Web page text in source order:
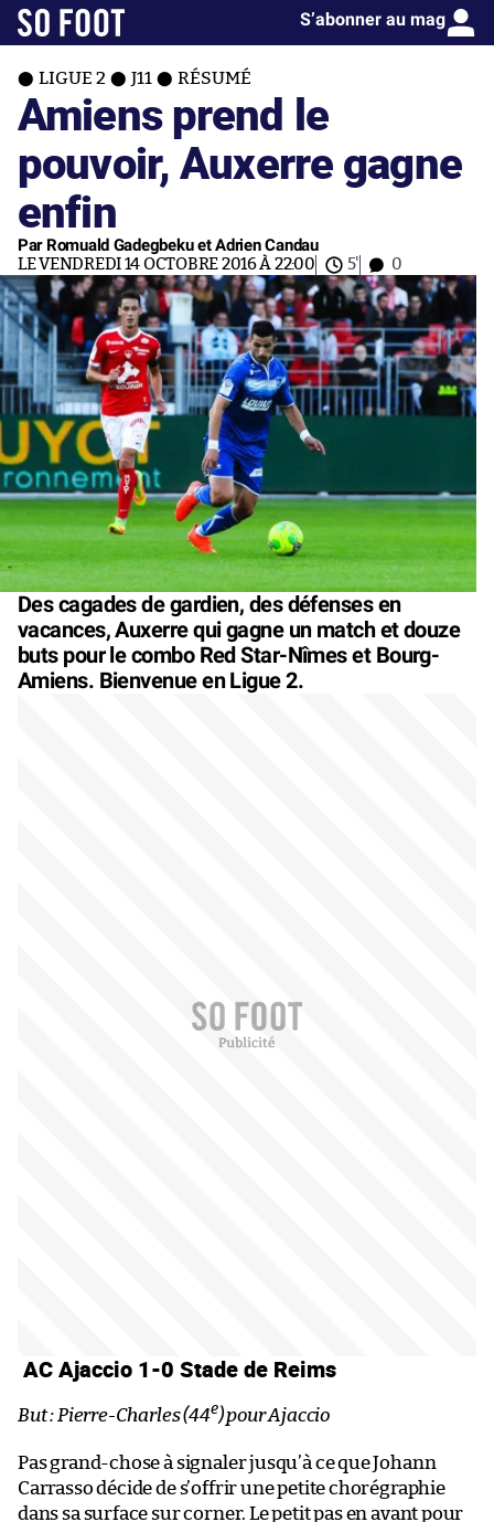
S’abonner au mag
LIGUE 2 J11 RÉSUMÉ
Amiens prend le
pouvoir, Auxerre gagne
enfin
Par Romuald Gadegbeku et Adrien Candau
LE VENDREDI 14 OCTOBRE 2016 À 22:00 5' 0
Des cagades de gardien, des défenses en
vacances, Auxerre qui gagne un match et douze
buts pour le combo Red Star-Nîmes et Bourg-
Amiens. Bienvenue en Ligue 2.
AC Ajaccio 1-0 Stade de Reims
But : Pierre-Charles (44e) pour Ajaccio
Pas grand-chose à signaler jusqu’à ce que Johann
Carrasso décide de s’offrir une petite chorégraphie
dans sa surface sur corner. Le petit pas en avant pour